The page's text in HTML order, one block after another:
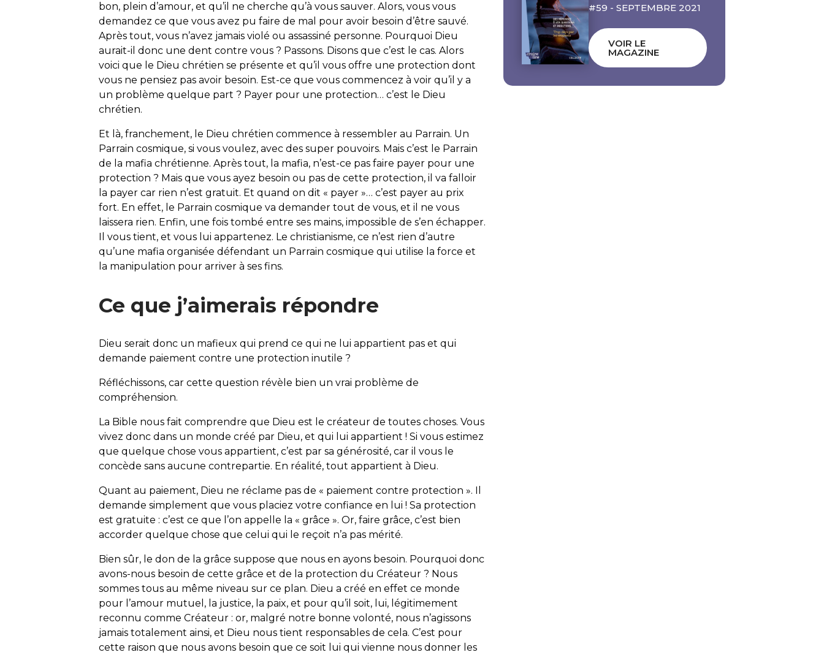
bon, plein d’amour, et qu’il ne cherche qu’à vous sauver. Alors, vous vous
demandez ce que vous avez pu faire de mal pour avoir besoin d’être sauvé.
Après tout, vous n’avez jamais violé ou assassiné personne. Pourquoi Dieu
aurait-il donc une dent contre vous ? Passons. Disons que c’est le cas. Alors
voici que le Dieu chrétien se présente et qu’il vous offre une protection dont
vous ne pensiez pas avoir besoin. Est-ce que vous commencez à voir qu’il y a
un problème quelque part ? Payer pour une protection… c’est le Dieu
chrétien.
Et là, franchement, le Dieu chrétien commence à ressembler au Parrain. Un
Parrain cosmique, si vous voulez, avec des super pouvoirs. Mais c’est le Parrain
de la mafia chrétienne. Après tout, la mafia, n’est-ce pas faire payer pour une
protection ? Mais que vous ayez besoin ou pas de cette protection, il va falloir
la payer car rien n’est gratuit. Et quand on dit « payer »… c’est payer au prix
fort. En effet, le Parrain cosmique va demander tout de vous, et il ne vous
laissera rien. Enfin, une fois tombé entre ses mains, impossible de s’en échapper.
Il vous tient, et vous lui appartenez. Le christianisme, ce n’est rien d’autre
qu’une mafia organisée défendant un Parrain cosmique qui utilise la force et
la manipulation pour arriver à ses fins.
Ce que j’aimerais répondre
Dieu serait donc un mafieux qui prend ce qui ne lui appartient pas et qui
demande paiement contre une protection inutile ?
Réfléchissons, car cette question révèle bien un vrai problème de
compréhension.
La Bible nous fait comprendre que Dieu est le créateur de toutes choses. Vous
vivez donc dans un monde créé par Dieu, et qui lui appartient ! Si vous estimez
que quelque chose vous appartient, c’est par sa générosité, car il vous le
concède sans aucune contrepartie. En réalité, tout appartient à Dieu.
Quant au paiement, Dieu ne réclame pas de « paiement contre protection ». Il
demande simplement que vous placiez votre confiance en lui ! Sa protection
est gratuite : c’est ce que l’on appelle la « grâce ». Or, faire grâce, c’est bien
accorder quelque chose que celui qui le reçoit n’a pas mérité.
Bien sûr, le don de la grâce suppose que nous en ayons besoin. Pourquoi donc
avons-nous besoin de cette grâce et de la protection du Créateur ? Nous
sommes tous au même niveau sur ce plan. Dieu a créé en effet ce monde
pour l’amour mutuel, la justice, la paix, et pour qu’il soit, lui, légitimement
reconnu comme Créateur : or, malgré notre bonne volonté, nous n’agissons
jamais totalement ainsi, et Dieu nous tient responsables de cela. C’est pour
cette raison que nous avons besoin que ce soit lui qui vienne nous donner les
#59 - SEPTEMBRE 2021
VOIR LE
MAGAZINE